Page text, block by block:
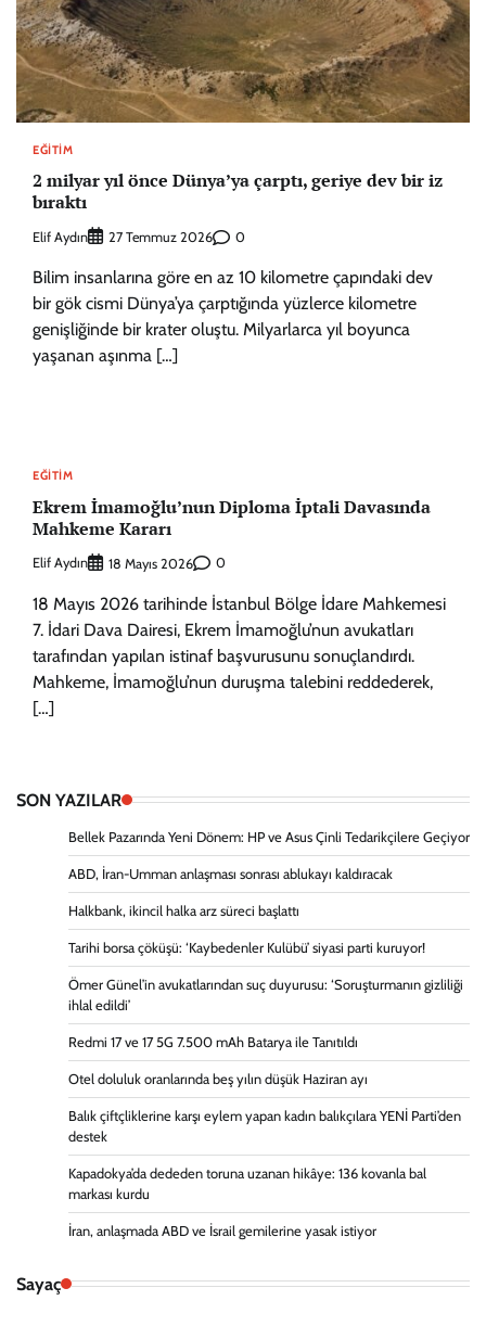
EĞITIM
2 milyar yıl önce Dünya’ya çarptı, geriye dev bir iz
bıraktı
Elif Aydın 27 Temmuz 2026 0
Bilim insanlarına göre en az 10 kilometre çapındaki dev
bir gök cismi Dünya’ya çarptığında yüzlerce kilometre
genişliğinde bir krater oluştu. Milyarlarca yıl boyunca
yaşanan aşınma […]
EĞITIM
Ekrem İmamoğlu’nun Diploma İptali Davasında
Mahkeme Kararı
Elif Aydın 18 Mayıs 2026 0
18 Mayıs 2026 tarihinde İstanbul Bölge İdare Mahkemesi
7. İdari Dava Dairesi, Ekrem İmamoğlu’nun avukatları
tarafından yapılan istinaf başvurusunu sonuçlandırdı.
Mahkeme, İmamoğlu’nun duruşma talebini reddederek,
[…]
SON YAZILAR
Bellek Pazarında Yeni Dönem: HP ve Asus Çinli Tedarikçilere Geçiyor
ABD, İran-Umman anlaşması sonrası ablukayı kaldıracak
Halkbank, ikincil halka arz süreci başlattı
Tarihi borsa çöküşü: ‘Kaybedenler Kulübü’ siyasi parti kuruyor!
Ömer Günel’in avukatlarından suç duyurusu: ‘Soruşturmanın gizliliği
ihlal edildi’
Redmi 17 ve 17 5G 7.500 mAh Batarya ile Tanıtıldı
Otel doluluk oranlarında beş yılın düşük Haziran ayı
Balık çiftçliklerine karşı eylem yapan kadın balıkçılara YENİ Parti’den
destek
Kapadokya’da dededen toruna uzanan hikâye: 136 kovanla bal
markası kurdu
İran, anlaşmada ABD ve İsrail gemilerine yasak istiyor
Sayaç